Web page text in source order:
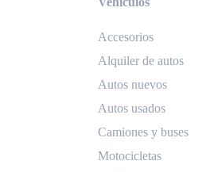
Accesorios
Alquiler de autos
Autos nuevos
Autos usados
Camiones y buses
Motocicletas